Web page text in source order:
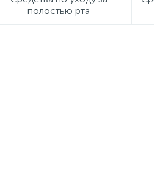
полостью рта